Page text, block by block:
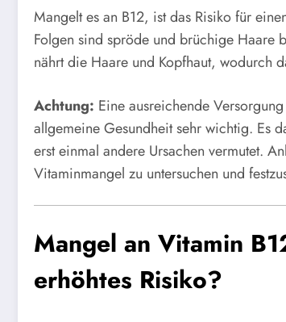
Mangelt es an B12, ist das Risiko für
Folgen sind spröde und brüchige Haare
nährt die Haare und Kopfhaut, wodurch
Achtung: Eine ausreichende
allgemeine Gesundheit sehr wichtig. Es
erst einmal andere Ursachen vermutet.
Vitaminmangel zu untersuchen und
Mangel an Vitamin
erhöhtes Risiko?